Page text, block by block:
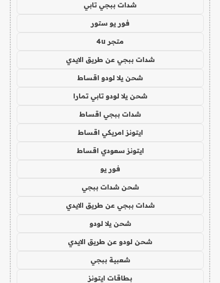
شدات ببجي تابي
فور يو ستور
متجر 4u
شدات ببجي عن طريق الايدي
شحن يلا لودو اقساط
شحن يلا لودو تابي تمارا
شدات ببجي اقساط
ايتونز امريكي اقساط
ايتونز سعودي اقساط
فور يو
شحن شدات ببجي
شدات ببجي عن طريق الايدي
شحن يلا لودو
شحن لودو عن طريق الايدي
شعبية ببجي
بطاقات ايتونز